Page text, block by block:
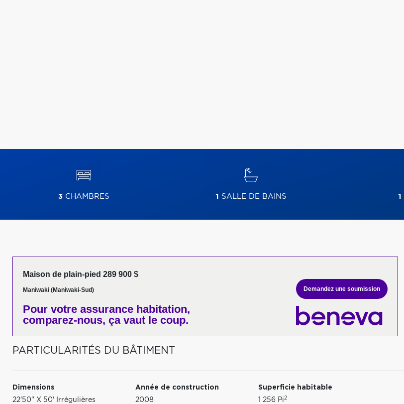
3CHAMBRES 1 SALLE DE BAINS 1
Maison de plain-pied 289 900 $
Maniwaki (Maniwaki-Sud)
Pour votre assurance habitation,
comparez-nous, ça vaut le coup.
Demandez une soumission
PARTICULARITÉS DU BÂTIMENT
Dimensions
22'50" X 50' Irrégulières
Année de construction
2008
Superficie habitable
1 256 Pi2